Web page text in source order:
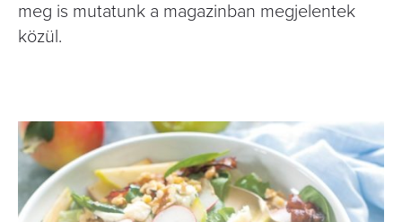
meg is mutatunk a magazinban megjelentek
közül.